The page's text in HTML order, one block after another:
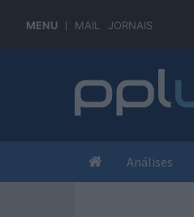
MENU MAIL JORNAIS
Análises